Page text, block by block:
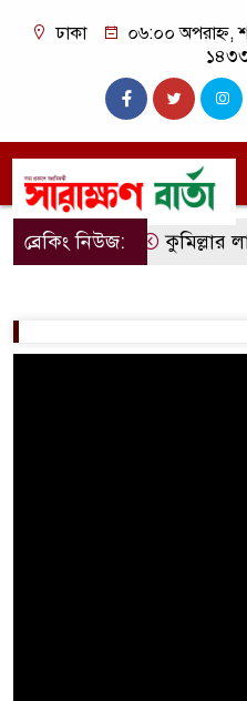
ঢাকা
০৬:০০ অপরাহ্ন,
১৪৩৩
ব্রেকিং নিউজ: কুমিল্লার